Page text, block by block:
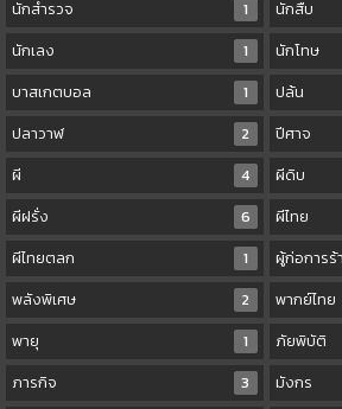
นักสำรวจ
1 นักสืบ
นักเลง
1 นักโทษ
บาสเกตบอล
1 ปล้น
ปลาวาฬ
2 ปีศาจ
ผี
4 ผีดิบ
ผีฝรั่ง
6 ผีไทย
ผีไทยตลก
1 ผู้ก่อการร้
พลังพิเศษ
2 พากย์ไทย
พายุ
1 ภัยพิบัติ
ภารกิจ
3 มังกร